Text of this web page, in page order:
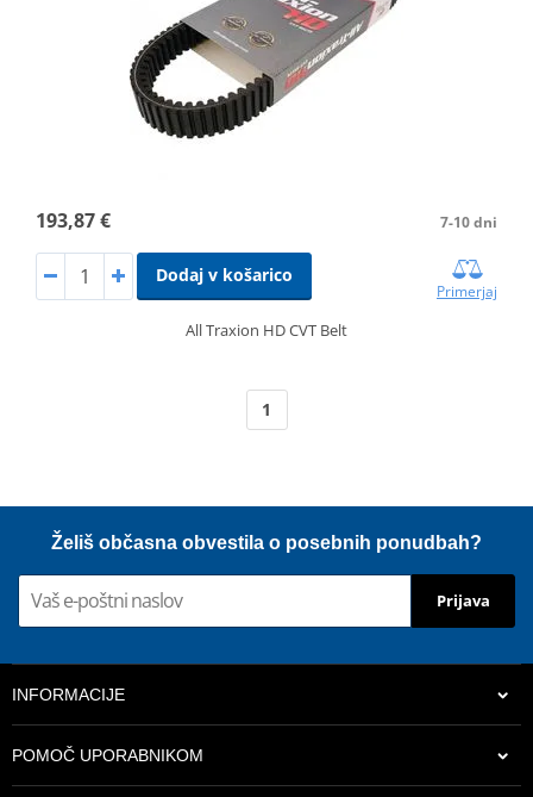
193,87 € 7-10 dni
Dodaj v košarico
Primerjaj
All Traxion HD CVT Belt
1
Želiš občasna obvestila o posebnih ponudbah?
Prijava
INFORMACIJE
POMOČ UPORABNIKOM